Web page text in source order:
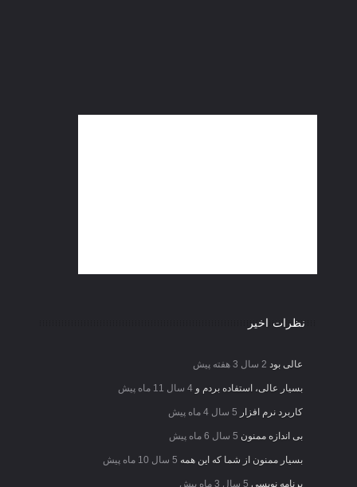
نظرات اخیر
عالی بود 2 سال 3 هفته پیش
بسیار عالی، استفاده بردم و 4 سال 11 ماه پیش
کاربرد نرم افزار 5 سال 4 ماه پیش
بی اندازه ممنون 5 سال 6 ماه پیش
بسیار ممنون از شما که این همه 5 سال 10 ماه پیش
برنامه نویسی 5 سال 3 ماه پیش